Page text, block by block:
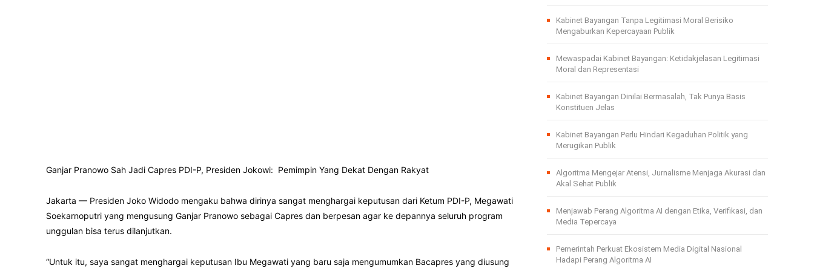
Ganjar Pranowo Sah Jadi Capres PDI-P, Presiden Jokowi: Pemimpin Yang Dekat Dengan Rakyat
Jakarta — Presiden Joko Widodo mengaku bahwa dirinya sangat menghargai keputusan dari Ketum PDI-P, Megawati
Soekarnoputri yang mengusung Ganjar Pranowo sebagai Capres dan berpesan agar ke depannya seluruh program
unggulan bisa terus dilanjutkan.
“Untuk itu, saya sangat menghargai keputusan Ibu Megawati yang baru saja mengumumkan Bacapres yang diusung
Kabinet Bayangan Tanpa Legitimasi Moral Berisiko
Mengaburkan Kepercayaan Publik
Mewaspadai Kabinet Bayangan: Ketidakjelasan Legitimasi
Moral dan Representasi
Kabinet Bayangan Dinilai Bermasalah, Tak Punya Basis
Konstituen Jelas
Kabinet Bayangan Perlu Hindari Kegaduhan Politik yang
Merugikan Publik
Algoritma Mengejar Atensi, Jurnalisme Menjaga Akurasi dan
Akal Sehat Publik
Menjawab Perang Algoritma AI dengan Etika, Verifikasi, dan
Media Tepercaya
Pemerintah Perkuat Ekosistem Media Digital Nasional
Hadapi Perang Algoritma AI